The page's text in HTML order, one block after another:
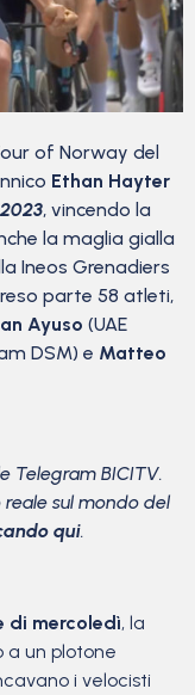
of Norway del
Ethan Hayter
, vincendo la
la maglia gialla
Ineos Grenadiers
parte 58 atleti,
Ayuso (UAE
DSM) e Matteo
Telegram BICITV.
sul mondo del
qui.
di mercoledì, la
a un plotone
i velocisti